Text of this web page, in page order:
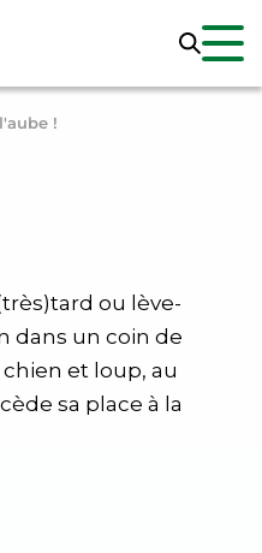
!
ou lève-
dans un coin de
et loup, au
sa place à la